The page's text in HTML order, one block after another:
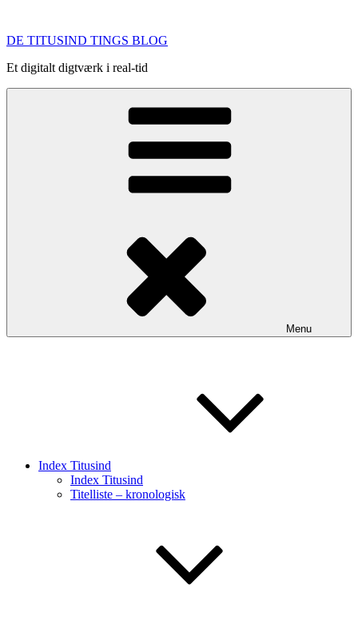
indhold
DE TITUSIND TINGS BLOG
Et digitalt digtværk i real-tid
Menu
Index Titusind
Index Titusind
Titelliste – kronologisk